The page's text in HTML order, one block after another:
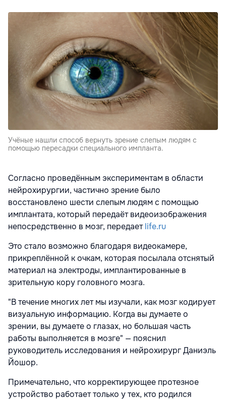
Учёные нашли способ вернуть зрение слепым людям с
помощью пересадки специального импланта.
Согласно проведённым экспериментам в области
нейрохирургии, частично зрение было
восстановлено шести слепым людям с помощью
имплантата, который передаёт видеоизображения
непосредственно в мозг, передаетlife.ru
Это стало возможно благодаря видеокамере,
прикреплённой к очкам, которая посылала отснятый
материал на электроды, имплантированные в
зрительную кору головного мозга.
"В течение многих лет мы изучали, как мозг кодирует
визуальную информацию. Когда вы думаете о
зрении, вы думаете о глазах, но большая часть
работы выполняется в мозге" — пояснил
руководитель исследования и нейрохирург Даниэль
Йошор.
Примечательно, что корректирующее протезное
устройство работает только у тех, кто родился